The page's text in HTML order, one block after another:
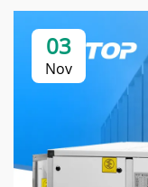
03
Nov